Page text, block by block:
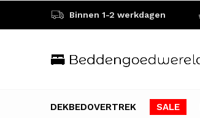
DEKBEDOVERTREK SALE
Binnen 1-2 werkdagen